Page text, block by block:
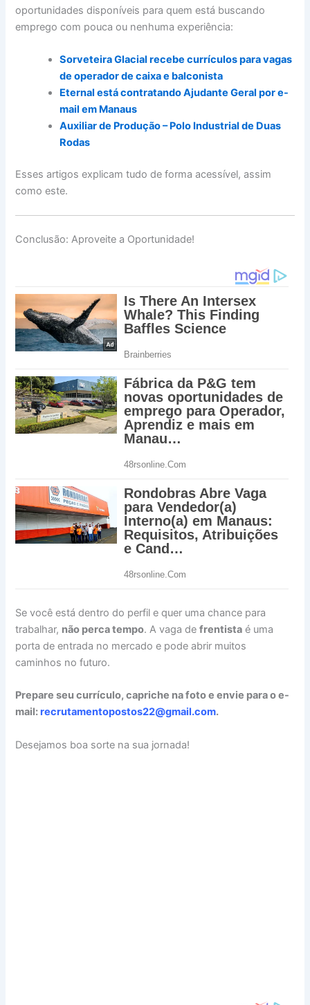
oportunidades disponíveis para quem está buscando
emprego com pouca ou nenhuma experiência:
Sorveteira Glacial recebe currículos para vagas
de operador de caixa e balconista
Eternal está contratando Ajudante Geral por e-
mail em Manaus
Auxiliar de Produção – Polo Industrial de Duas
Rodas
Esses artigos explicam tudo de forma acessível, assim
como este.
Conclusão: Aproveite a Oportunidade!
Se você está dentro do perfil e quer uma chance para
trabalhar, não perca tempo. A vaga defrentista é uma
porta de entrada no mercado e pode abrir muitos
caminhos no futuro.
Prepare seu currículo, capriche na foto e envie para o e-
mail:recrutamentopostos22@gmail.com.
Desejamos boa sorte na sua jornada!